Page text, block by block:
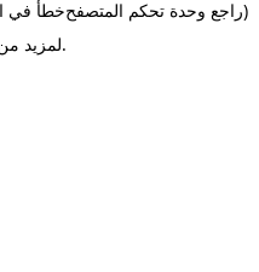
خطأ في(راجع وحدة تحكم المتصفح
لمزيد.